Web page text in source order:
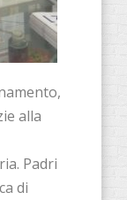
alla
Padri
di